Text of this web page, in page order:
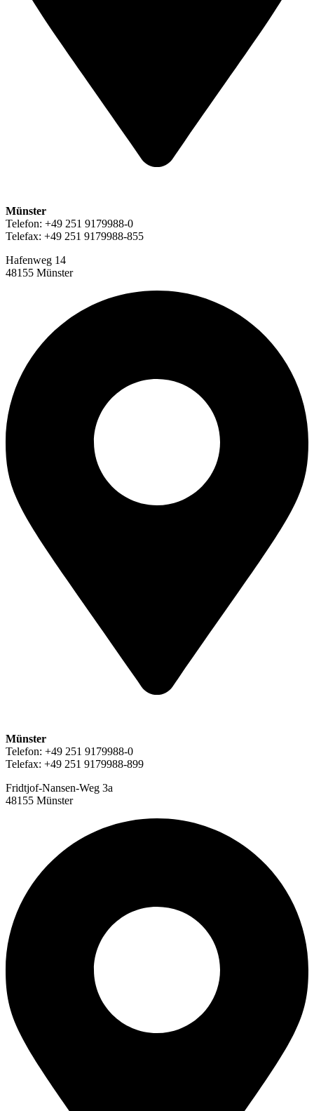
Münster
Telefon: +49 251 9179988-0
Telefax: +49 251 9179988-855
Hafenweg 14
48155 Münster
Münster
Telefon: +49 251 9179988-0
Telefax: +49 251 9179988-899
Fridtjof-Nansen-Weg 3a
48155 Münster